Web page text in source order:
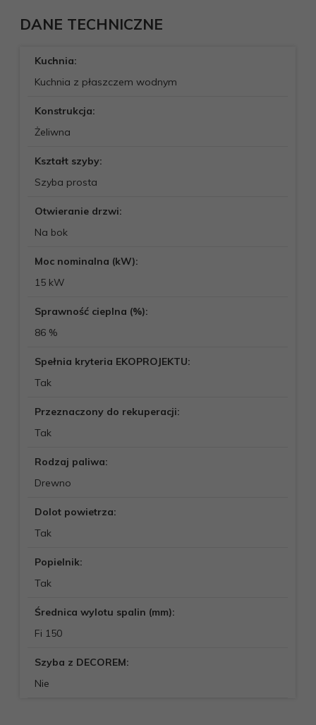
DANE TECHNICZNE
Kuchnia:
Kuchnia z płaszczem wodnym
Konstrukcja:
Żeliwna
Kształt szyby:
Szyba prosta
Otwieranie drzwi:
Na bok
Moc nominalna (kW):
15 kW
Sprawność cieplna (%):
86 %
Spełnia kryteria EKOPROJEKTU:
Tak
Przeznaczony do rekuperacji:
Tak
Rodzaj paliwa:
Drewno
Dolot powietrza:
Tak
Popielnik:
Tak
Średnica wylotu spalin (mm):
Fi 150
Szyba z DECOREM:
Nie